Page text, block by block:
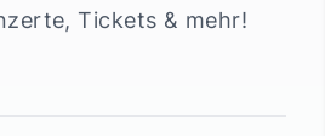
Tickets & mehr!